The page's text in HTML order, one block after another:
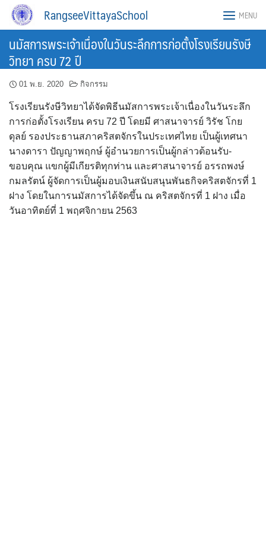
Skip
content
RangseeVittayaSchool MENU
นมัสการพระเจ้าเนื่องในวันระลึกการก่อตั้งโรงเรียนรังษี
วิทยา ครบ 72 ปี
01 พ.ย. 2020 กิจกรรม
โรงเรียนรังษีวิทยาได้จัดพิธีนมัสการพระเจ้าเนื่องในวันระลึก
การก่อตั้งโรงเรียน ครบ 72 ปี โดยมี ศาสนาจารย์ วิรัช โกย
ดุลย์ รองประธานสภาคริสตจักรในประเทศไทย เป็นผู้เทศนา
นางดารา ปัญญาพฤกษ์ ผู้อำนวยการเป็นผู้กล่าวต้อนรับ-
ขอบคุณ แขกผู้มีเกียรติทุกท่าน และศาสนาจารย์ อรรถพงษ์
กมลรัตน์ ผู้จัดการเป็นผู้มอบเงินสนับสนุนพันธกิจคริสตจักรที่ 1
ฝาง โดยในการนมัสการได้จัดขึ้น ณ คริสตจักรที่ 1 ฝาง เมื่อ
วันอาทิตย์ที่ 1 พฤศจิกายน 2563